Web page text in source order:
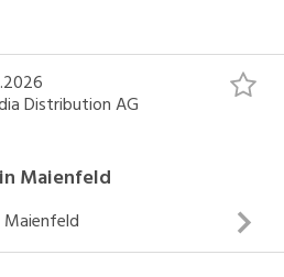
- 07.30 Uhr (sonntags)
Distribution AG
Maienfeld
Maienfeld